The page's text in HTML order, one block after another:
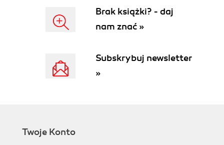
Installing Laravel with Sail
Laravels Directory Structure
Configuration
The .env File
A Quick Introduction to MVC, the HTTP
Brak książki? - daj
nam znać »
Subskrybuj newsletter
»
Twoje Konto